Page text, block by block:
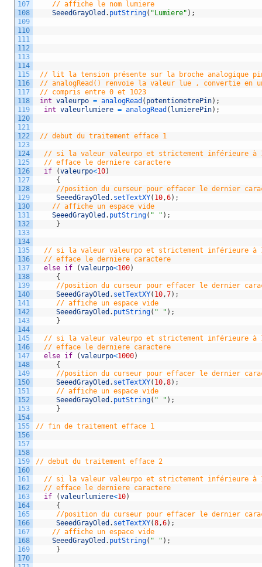
107
108
109
110
111
112
113
114
115
116
117
118
119
120
121
122
123
124
125
126
127
128
129
130
131
132
133
134
135
136
137
138
139
140
141
142
143
144
145
146
147
148
149
150
151
152
153
154
155
156
157
158
159
160
161
162
163
164
165
166
167
168
169
170
// affiche le nom lumiere
SeeedGrayOled . putString( "Lumiere" ) ;
// lit la tension présente sur la broche analogique
// analogRead() renvoie la valeur lue , convertie en
// compris entre 0 et 1023
int valeurpo = analogRead ( potentiometrePin) ;
int valeurlumiere = analogRead ( lumierePin) ;
// debut du traitement efface 1
// si la valeur valeurpo et strictement inférieure à
// efface le derniere caractere
if
(valeurpo<10)
{
//position du curseur pour effacer le dernier
SeeedGrayOled . setTextXY( 10 ,6) ;
// affiche un espace vide
SeeedGrayOled . putString( " " ) ;
}
// si la valeur valeurpo et strictement inférieure à
// efface le derniere caractere
else if (valeurpo<100)
{
//position du curseur pour effacer le dernier
SeeedGrayOled . setTextXY( 10 ,7) ;
// affiche un espace vide
SeeedGrayOled . putString( " " ) ;
}
// si la valeur valeurpo et strictement inférieure à
// efface le derniere caractere
else if (valeurpo<1000)
{
//position du curseur pour effacer le dernier
SeeedGrayOled . setTextXY( 10 ,8) ;
// affiche un espace vide
SeeedGrayOled . putString( " " ) ;
}
// fin de traitement efface 1
// debut du traitement efface 2
// si la valeur valeurpo et strictement inférieure à
// efface le derniere caractere
if
(valeurlumiere<10)
{
//position du curseur pour effacer le dernier
SeeedGrayOled . setTextXY(8 ,6) ;
// affiche un espace vide
SeeedGrayOled . putString( " " ) ;
}